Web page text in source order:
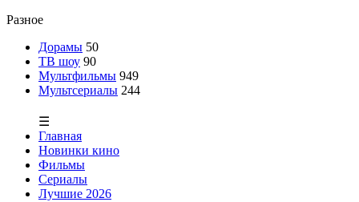
Разное
Дорамы 50
ТВ шоу 90
Мультфильмы 949
Мультсериалы 244
☰
Главная
Новинки кино
Фильмы
Сериалы
Лучшие 2026